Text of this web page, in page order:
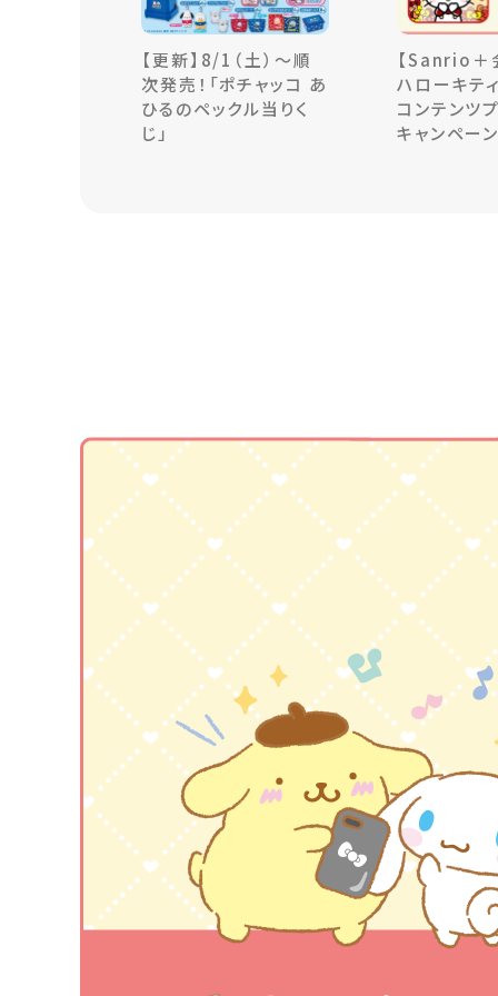
【更新】8/1（土）～順
次発売！「ポチャッコ あ
ひるのペックル当りく
じ」
【Sanrio＋
ハローキテ
コンテンツ
キャンペー